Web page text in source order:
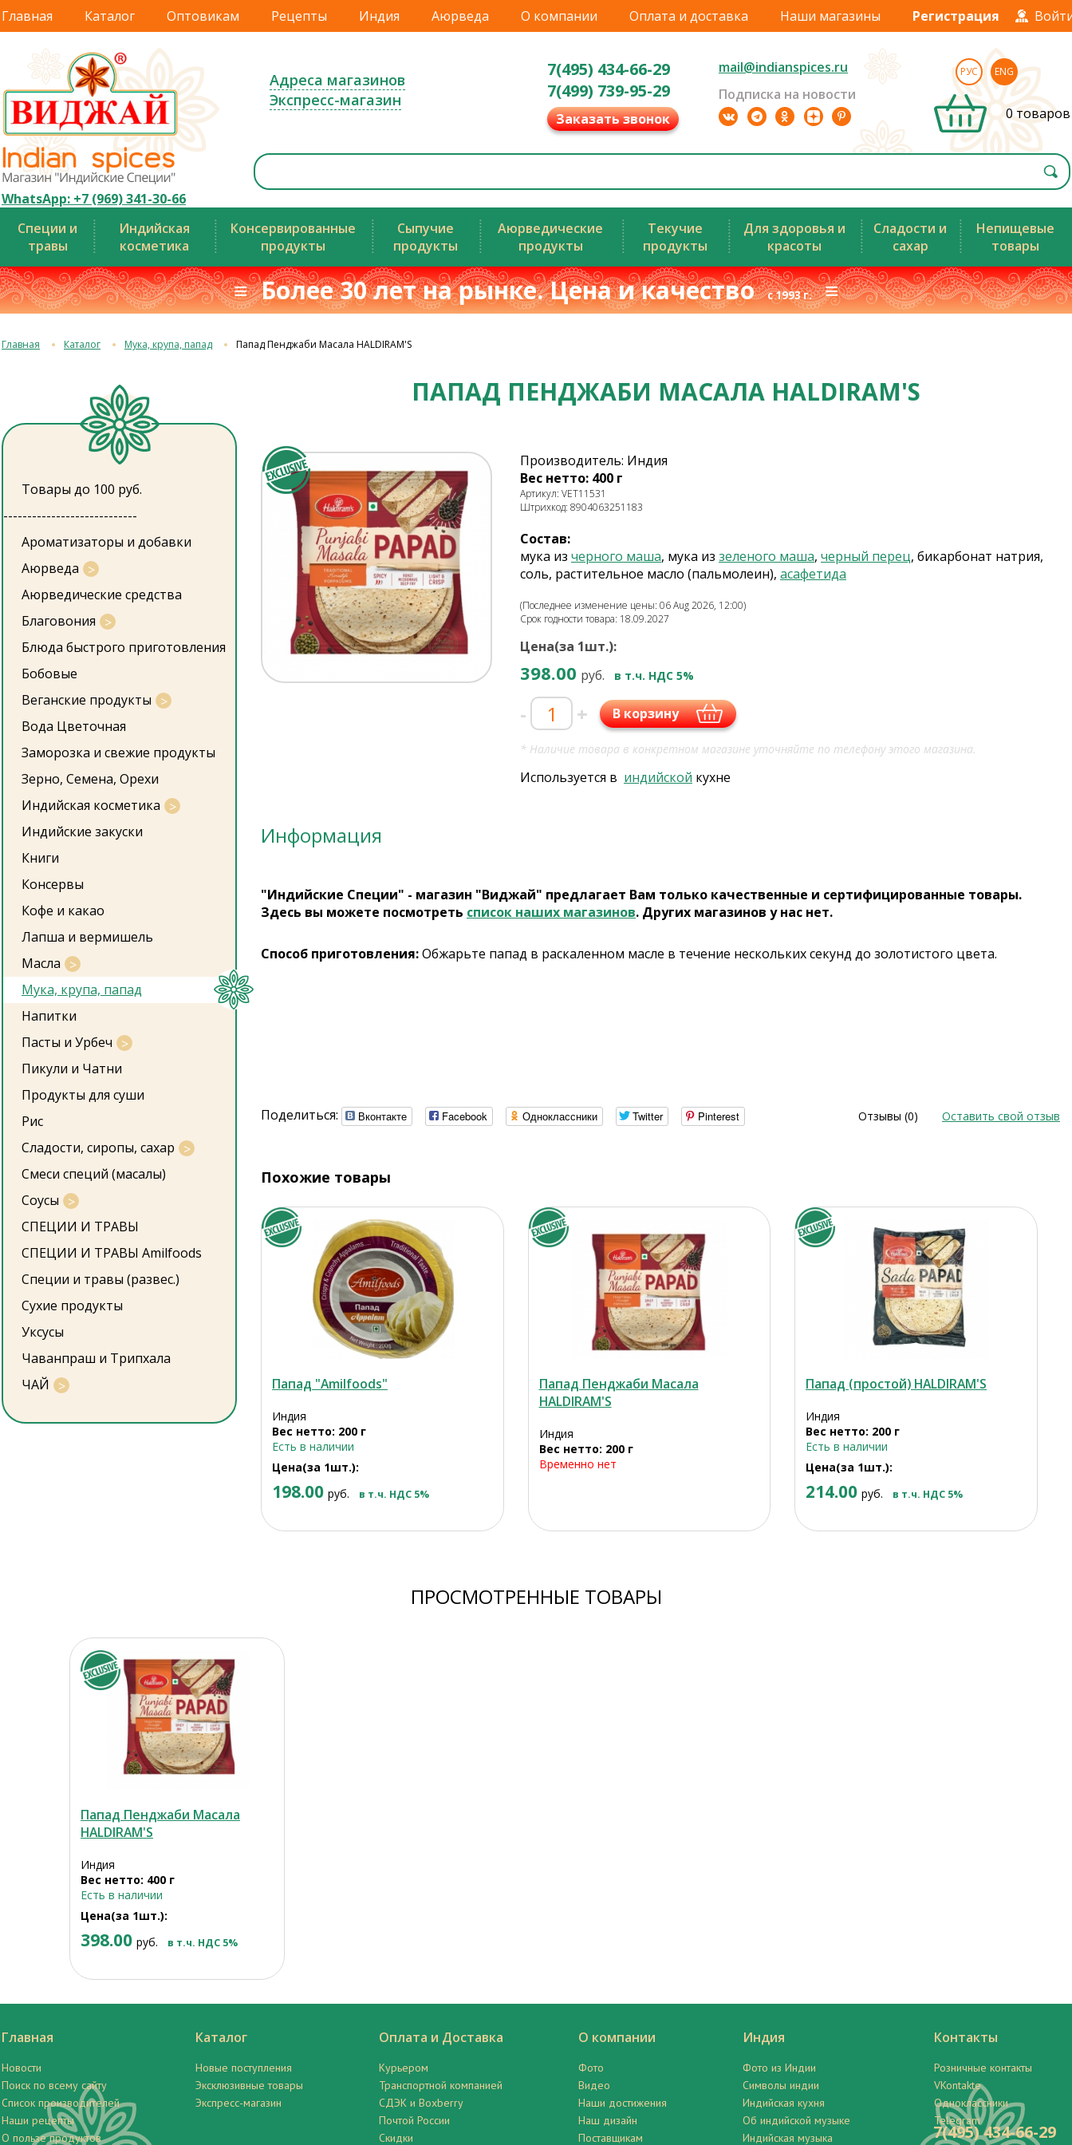
Главная Каталог Оптовикам Рецепты Индия Аюрведа О компании Оплата и доставка Наши магазины Регистрация
WhatsApp: +7 (969) 341-30-66
Адреса магазинов
Экспресс-магазин
7(495) 434-66-29
7(499) 739-95-29
Заказать звонок
mail@indianspices.ru
Подписка на новости
РУС ENG
0 товаров
Специи и
травы
Индийская
косметика
Консервированные
продукты
Сыпучие
продукты
Аюрведические
продукты
Текучие
продукты
Для здоровья и
красоты
Сладости и
сахар
Непищевые
товары
≡ Более 30 лет на рынке. Цена и качествос 1993 г.≡
Главная Каталог Мука, крупа, папад Папад Пенджаби Масала HALDIRAM'S
Товары до 100 руб.
----------------------------
Ароматизаторы и добавки
Аюрведа
Аюрведические средства
Благовония
Блюда быстрого приготовления
Бобовые
Веганские продукты
Вода Цветочная
Заморозка и свежие продукты
Зерно, Семена, Орехи
Индийская косметика
Индийские закуски
Книги
Консервы
Кофе и какао
Лапша и вермишель
Масла
Мука, крупа, папад
Напитки
Пасты и Урбеч
Пикули и Чатни
Продукты для суши
Рис
Сладости, сиропы, сахар
Смеси специй (масалы)
Соусы
СПЕЦИИ И ТРАВЫ
СПЕЦИИ И ТРАВЫ Amilfoods
Специи и травы (развес.)
Сухие продукты
Уксусы
Чаванпраш и Трипхала
ЧАЙ
ПАПАД ПЕНДЖАБИ МАСАЛА HALDIRAM'S
Производитель: Индия
Вес нетто: 400 г
Артикул: VET11531
Штрихкод: 8904063251183
Состав:
мука из черного маша, мука из зеленого маша, черный перец, бикарбонат натрия,
соль, растительное масло (пальмолеин), асафетида
(Последнее изменение цены: 06 Aug 2026, 12:00)
Срок годности товара: 18.09.2027
Цена(за 1шт.):
398.00 руб. в т.ч. НДС 5%
- + В корзину
* Наличие товара в конкретном магазине уточняйте по телефону этого магазина.
Используется в индийской кухне
Информация
"Индийские Специи" - магазин "Виджай" предлагает Вам только качественные и сертифицированные товары.
Здесь вы можете посмотреть список наших магазинов. Других магазинов у нас нет.
Способ приготовления:Обжарьте папад в раскаленном масле в течение нескольких секунд до золотистого цвета.
Поделиться: Вконтакте Facebook Одноклассники Twitter Pinterest Отзывы (0) Оставить свой отзыв
Похожие товары
Папад "Amilfoods"
Индия
Вес нетто: 200 г
Есть в наличии
Цена(за 1шт.):
198.00 руб. в т.ч. НДС 5%
Папад Пенджаби Масала
HALDIRAM'S
Индия
Вес нетто: 200 г
Временно нет
Папад (простой) HALDIRAM'S
Индия
Вес нетто: 200 г
Есть в наличии
Цена(за 1шт.):
214.00 руб. в т.ч. НДС 5%
ПРОСМОТРЕННЫЕ ТОВАРЫ
Папад Пенджаби Масала
HALDIRAM'S
Индия
Вес нетто: 400 г
Есть в наличии
Цена(за 1шт.):
398.00 руб. в т.ч. НДС 5%
Главная
Новости
Поиск по всему сайту
Список производителей
Наши рецепты
О пользе продуктов
Каталог
Новые поступления
Эксклюзивные товары
Экспресс-магазин
Оплата и Доставка
Курьером
Транспортной компанией
СДЭК и Boxberry
Почтой России
Скидки
О компании
Фото
Видео
Наши достижения
Наш дизайн
Поставщикам
Индия
Фото из Индии
Символы индии
Индийская кухня
Об индийской музыке
Индийская музыка
Контакты
Розничные контакты
VKontakte
Одноклассники
Telegram
7(495) 434-66-29